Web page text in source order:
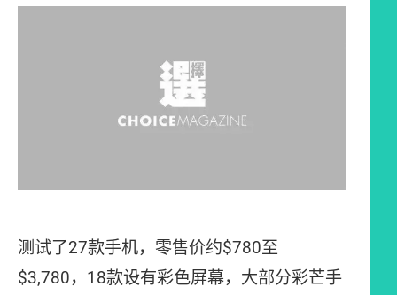
测试了27款手机，零售价约$780至
$3,780，18款设有彩色屏幕，大部分彩芒手